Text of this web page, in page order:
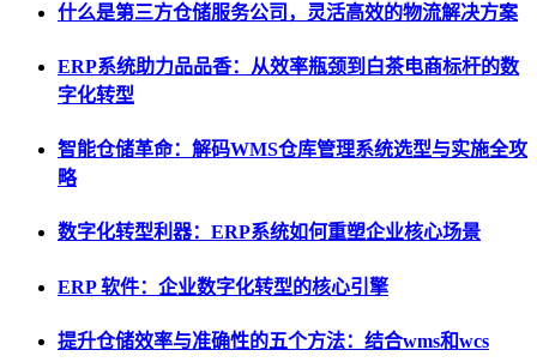
什么是第三方仓储服务公司，灵活高效的物流解决方案
ERP系统助力品品香：从效率瓶颈到白茶电商标杆的数
字化转型
智能仓储革命：解码WMS仓库管理系统选型与实施全攻
略
数字化转型利器：ERP系统如何重塑企业核心场景
ERP 软件：企业数字化转型的核心引擎
提升仓储效率与准确性的五个方法：结合wms和wcs